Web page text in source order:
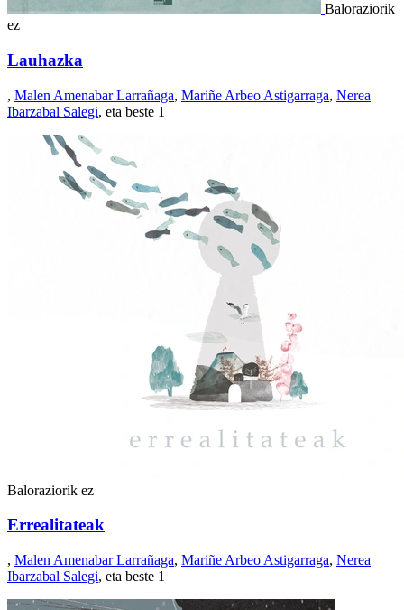
Baloraziorik
ez
Lauhazka
, Malen Amenabar Larrañaga, Mariñe Arbeo Astigarraga, Nerea
Ibarzabal Salegi, eta beste 1
Baloraziorik ez
Errealitateak
, Malen Amenabar Larrañaga, Mariñe Arbeo Astigarraga, Nerea
Ibarzabal Salegi, eta beste 1